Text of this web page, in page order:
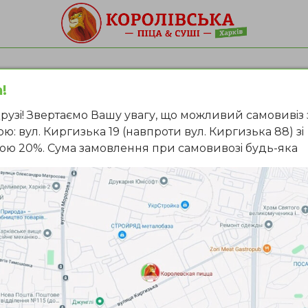
з доставкою в
Темпура Кранч Футомакі З лососем
Звертаємо Вашу увагу, що можливий самовивiз
вул. Киргизька 19 (навпроти вул. Киргизька 88) зi
20%. Сума замовлення при самовивозi будь-яка